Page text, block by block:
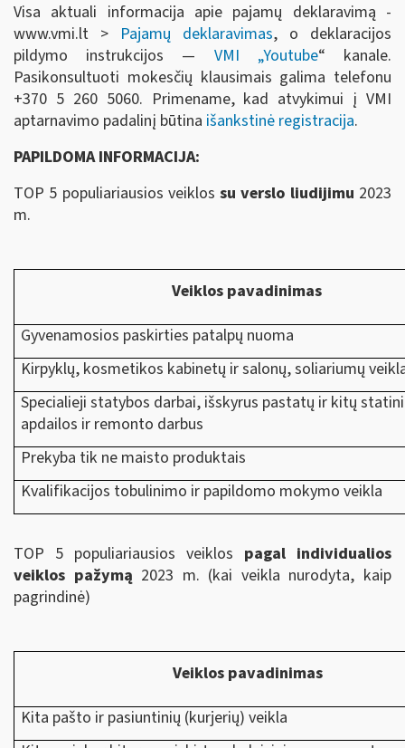
Visa aktuali informacija apie pajamų deklaravimą -
www.vmi.lt > Pajamų deklaravimas, o deklaracijos
pildymo instrukcijos — VMI „Youtube“ kanale.
Pasikonsultuoti mokesčių klausimais galima telefonu
+370 5 260 5060. Primename, kad atvykimui į VMI
aptarnavimo padalinį būtina išankstinė registracija.
PAPILDOMA INFORMACIJA:
TOP 5 populiariausios veiklossu verslo liudijimu 2023
m.
Veiklos pavadinimas
Gyvenamosios paskirties patalpų nuoma
Kirpyklų, kosmetikos kabinetų ir salonų, soliariumų
Specialieji statybos darbai, išskyrus pastatų ir kitų
apdailos ir remonto darbus
Prekyba tik ne maisto produktais
Kvalifikacijos tobulinimo ir papildomo mokymo veikla
TOP 5 populiariausios veiklos pagal individualios
veiklos pažymą 2023 m. (kai veikla nurodyta, kaip
pagrindinė)
Veiklos pavadinimas
Kita pašto ir pasiuntinių (kurjerių) veikla